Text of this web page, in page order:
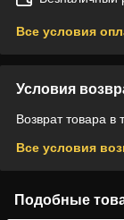
Все условия
Условия
Возврат товара в
Все условия
Подобные